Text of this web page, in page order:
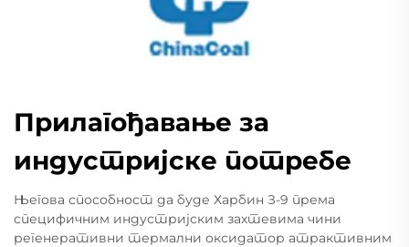
Прилагођавање за
индустријске потребе
Његова способност да буде Харбин З-9 према
специфичним индустријским захтевима чини
регенеративни термални оксидатор атрактивним